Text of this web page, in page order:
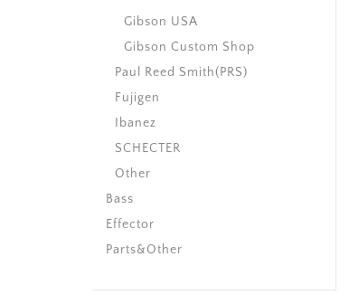
Gibson USA
Gibson Custom Shop
Paul Reed Smith(PRS)
Fujigen
Ibanez
SCHECTER
Other
Bass
Effector
Parts&Other